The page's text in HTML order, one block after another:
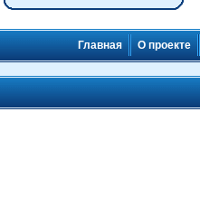
Главная О проекте